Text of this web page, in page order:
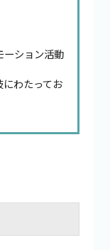
ーション活動
わたってお